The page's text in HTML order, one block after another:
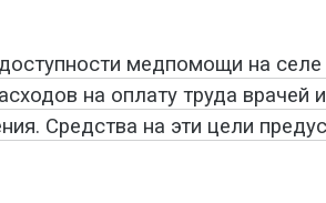
медпомощи на
на оплату труда врачей
Средства на эти цели